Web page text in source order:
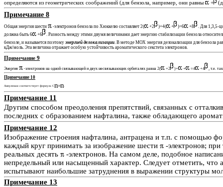
определяются из геометрических соображений (для бензола, например, они равны
+
Примечание 8
Общая энергия шести -электронов бензола по Хюккелю составляет 2( +2 )+4( + )=6 +8
. Для 1,3,5-
должна быть 6
+6
. Разность между этими двумя величинами дает энергию стабилизации бензола
бензоле, и называется поэтому энергией делокализации. В методе МОХ энергия делокализации для бензола
кДж/моль. Эта величина отражает особую устойчивость ароматического секстета электронов.
Примечание 9
Энергия -электронов на одной связывающей и двух несвязывающих орбиталях равна 2( +2 )+ + =4 +4 , т.е.
Примечание 10
Аннуленам соответствует формула CnHn
Примечание 11
Другим способом преодоления препятствий, связанных с
последних с образованием нафталина, также обладающего
Примечание 12
Изображение строения нафталина, антрацена и т.п. с помощью
каждый круг принимать за изображение шести
-электронов;
реальных десять
-электронов. На самом деле, подобное
непредельный или насыщенный характер. Следует отметить, что
испытывают наибольшие затруднения в выражении структуры
Примечание 13